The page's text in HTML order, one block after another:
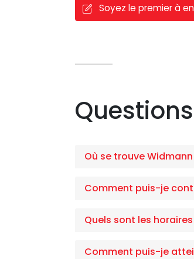
Soyez le premier à
Où se trouve
Comment puis-je
Quels sont les
Comment puis-je